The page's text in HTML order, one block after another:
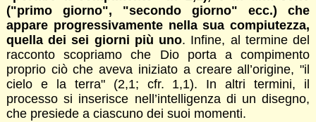
("primo giorno", "secondo giorno" ecc.) che
appare progressivamente nella sua compiutezza,
quella dei sei giorni più uno. Infine, al termine del
racconto scopriamo che Dio porta a compimento
proprio ciò che aveva iniziato a creare all’origine, "il
cielo e la terra" (2,1; cfr. 1,1). In altri termini, il
processo si inserisce nell’intelligenza di un disegno,
che presiede a ciascuno dei suoi momenti.